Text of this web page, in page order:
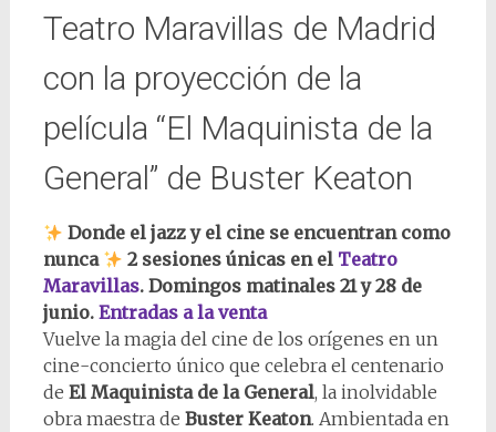
Teatro Maravillas de Madrid
con la proyección de la
película “El Maquinista de la
General” de Buster Keaton
Donde el jazz y el cine se encuentran como
nunca
2 sesiones únicas en el Teatro
Maravillas. Domingos matinales 21 y 28 de
junio. Entradas a la venta
Vuelve la magia del cine de los orígenes en un
cine-concierto único que celebra el centenario
de El Maquinista de la General, la inolvidable
obra maestra de Buster Keaton. Ambientada en